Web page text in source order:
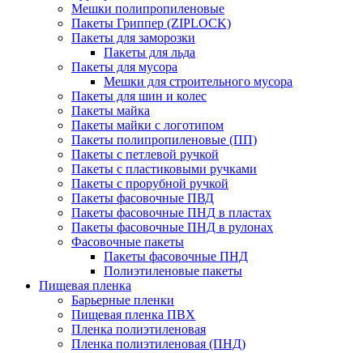
Мешки полипропиленовые
Пакеты Гриппер (ZIPLOCK)
Пакеты для заморозки
Пакеты для льда
Пакеты для мусора
Мешки для строительного мусора
Пакеты для шин и колес
Пакеты майка
Пакеты майки с логотипом
Пакеты полипропиленовые (ПП)
Пакеты с петлевой ручкой
Пакеты с пластиковыми ручками
Пакеты с прорубной ручкой
Пакеты фасовочные ПВД
Пакеты фасовочные ПНД в пластах
Пакеты фасовочные ПНД в рулонах
Фасовочные пакеты
Пакеты фасовочные ПНД
Полиэтиленовые пакеты
Пищевая пленка
Барьерные пленки
Пищевая пленка ПВХ
Пленка полиэтиленовая
Пленка полиэтиленовая (ПНД)